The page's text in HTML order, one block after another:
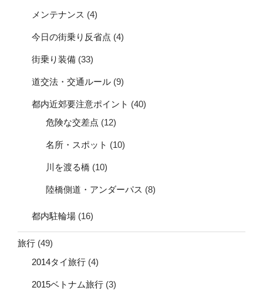
メンテナンス (4)
今日の街乗り反省点 (4)
街乗り装備 (33)
道交法・交通ルール (9)
都内近郊要注意ポイント (40)
危険な交差点 (12)
名所・スポット (10)
川を渡る橋 (10)
陸橋側道・アンダーパス (8)
都内駐輪場 (16)
旅行 (49)
2014タイ旅行 (4)
2015ベトナム旅行 (3)